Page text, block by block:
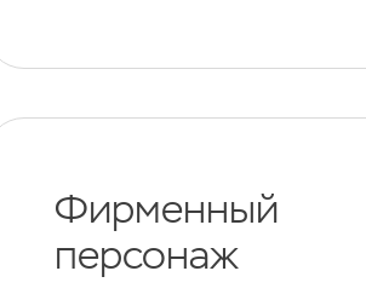
Фирменный
персонаж